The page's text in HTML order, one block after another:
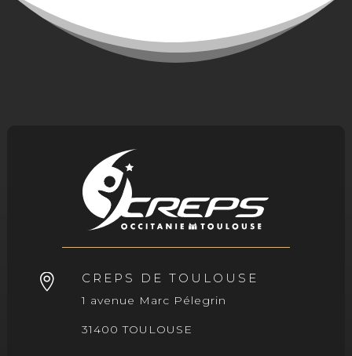
 CREPS DE TOULOUSE
1 avenue Marc Pélegrin
31400 TOULOUSE